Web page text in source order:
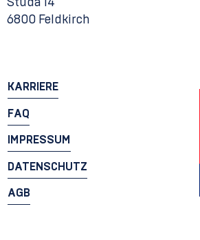
Studa 14
6800 Feldkirch
KARRIERE
FAQ
IMPRESSUM
DATENSCHUTZ
AGB